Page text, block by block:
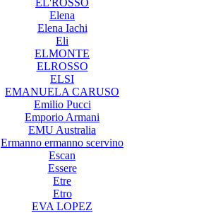
Elena
Elena Iachi
Eli
ELMONTE
ELROSSO
ELSI
EMANUELA CARUSO
Emilio Pucci
Emporio Armani
EMU Australia
Ermanno ermanno scervino
Escan
Essere
Etre
Etro
EVA LOPEZ